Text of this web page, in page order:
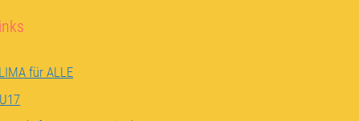
für ALLE